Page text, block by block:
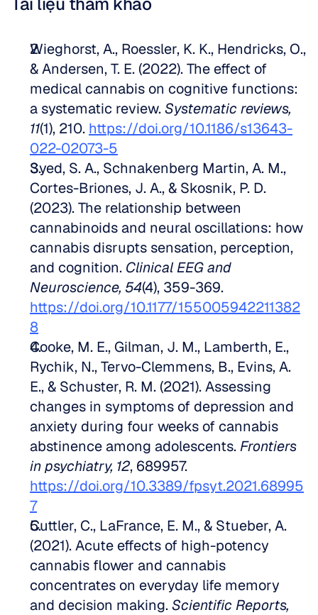
Wieghorst, A., Roessler, K. K., Hendricks, O.,
& Andersen, T. E. (2022). The effect of
medical cannabis on cognitive functions:
a systematic review. Systematic reviews,
11(1), 210. https://doi.org/10.1186/s13643-
022-02073-5
Syed, S. A., Schnakenberg Martin, A. M.,
Cortes-Briones, J. A., & Skosnik, P. D.
(2023). The relationship between
cannabinoids and neural oscillations: how
cannabis disrupts sensation, perception,
and cognition. Clinical EEG and
Neuroscience, 54
https://doi.org/10.1177/155005942211382
8
Cooke, M. E., Gilman, J. M., Lamberth, E.,
Rychik, N., Tervo-Clemmens, B., Evins, A.
E., & Schuster, R. M. (2021). Assessing
changes in symptoms of depression and
anxiety during four weeks of cannabis
abstinence among adolescents. Frontiers
in psychiatry, 12
https://doi.org/10.3389/fpsyt.2021.68995
7
Cuttler, C., LaFrance, E. M., & Stueber, A.
(2021). Acute effects of high-potency
cannabis flower and cannabis
concentrates on everyday life memory
and decision making. Scientific Reports,